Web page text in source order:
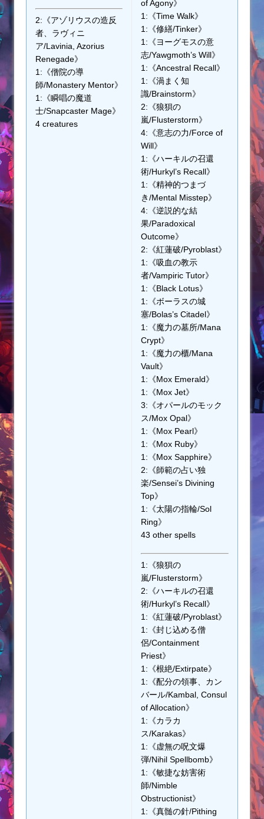
2:《アゾリウスの造反
者、ラヴィニ
ア/Lavinia, Azorius
Renegade》
1:《僧院の導
師/Monastery Mentor》
1:《瞬唱の魔道
士/Snapcaster Mage》
4 creatures
of Agony》
1:《Time Walk》
1:《修繕/Tinker》
1:《ヨーグモスの意
志/Yawgmoth’s Will》
1:《Ancestral Recall》
1:《渦まく知
識/Brainstorm》
2:《狼狽の
嵐/Flusterstorm》
4:《意志の力/Force of
Will》
1:《ハーキルの召還
術/Hurkyl’s Recall》
1:《精神的つまづ
き/Mental Misstep》
4:《逆説的な結
果/Paradoxical
Outcome》
2:《紅蓮破/Pyroblast》
1:《吸血の教示
者/Vampiric Tutor》
1:《Black Lotus》
1:《ボーラスの城
塞/Bolas’s Citadel》
1:《魔力の墓所/Mana
Crypt》
1:《魔力の櫃/Mana
Vault》
1:《Mox Emerald》
1:《Mox Jet》
3:《オパールのモック
ス/Mox Opal》
1:《Mox Pearl》
1:《Mox Ruby》
1:《Mox Sapphire》
2:《師範の占い独
楽/Sensei’s Divining
Top》
1:《太陽の指輪/Sol
Ring》
43 other spells
1:《狼狽の
嵐/Flusterstorm》
2:《ハーキルの召還
術/Hurkyl’s Recall》
1:《紅蓮破/Pyroblast》
1:《封じ込める僧
侶/Containment
Priest》
1:《根絶/Extirpate》
1:《配分の領事、カン
バール/Kambal, Consul
of Allocation》
1:《カラカ
ス/Karakas》
1:《虚無の呪文爆
弾/Nihil Spellbomb》
1:《敏捷な妨害術
師/Nimble
Obstructionist》
1:《真髄の針/Pithing